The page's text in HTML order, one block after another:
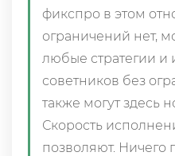
фикспро в этом
ограничений нет,
любые стратегии и
советников без
также могут здесь
Скорость
позволяют. Ничего